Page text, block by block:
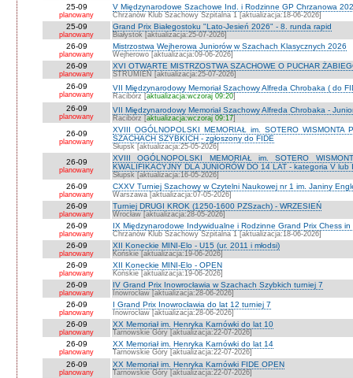
25-09
planowany
V Międzynarodowe Szachowe Ind. i Rodzinne GP Chrzanowa
Chrzanów Klub Szachowy Szpitalna 1 [aktualizacja:18-06-2026]
25-09
planowany
Grand Prix Białegostoku "Lato-Jesień 2026" - 8. runda rapid
Białystok [aktualizacja:25-07-2026]
26-09
planowany
Mistrzostwa Wejherowa Juniorów w Szachach Klasycznych 2026
Wejherowo [aktualizacja:09-06-2026]
26-09
planowany
XVI OTWARTE MISTRZOSTWA SZACHOWE O PUCHAR
STRUMIEŃ [aktualizacja:25-07-2026]
26-09
planowany
VII Międzynarodowy Memoriał Szachowy Alfreda Chrobaka ( do
Racibórz [aktualizacja:wczoraj 09:20]
26-09
planowany
VII Międzynarodowy Memoriał Szachowy Alfreda Chrobaka -
Racibórz [aktualizacja:wczoraj 09:17]
26-09
planowany
XVIII OGÓLNOPOLSKI MEMORIAŁ im. SOTERO WISMONTA
SZACHACH SZYBKICH - zgłoszony do FIDE
Słupsk [aktualizacja:25-05-2026]
26-09
planowany
XVIII OGÓLNOPOLSKI MEMORIAŁ im. SOTERO
KWALIFIKACYJNY DLA JUNIORÓW DO 14 LAT - kategoria V
Słupsk [aktualizacja:16-05-2026]
26-09
planowany
CXXV Turniej Szachowy w Czytelni Naukowej nr 1 im. Janiny
Warszawa [aktualizacja:07-05-2026]
26-09
planowany
Turniej DRUGI KROK (1250-1600 PZSzach) - WRZESIEŃ
Wrocław [aktualizacja:28-05-2026]
26-09
planowany
IX Międzynarodowe Indywidualne i Rodzinne Grand Prix Chess
Chrzanów Klub Szachowy Szpitalna 1 [aktualizacja:18-06-2026]
26-09
planowany
XII Koneckie MINI-Elo - U15 (ur. 2011 i młodsi)
Końskie [aktualizacja:19-06-2026]
26-09
planowany
XII Koneckie MINI-Elo - OPEN
Końskie [aktualizacja:19-06-2026]
26-09
planowany
IV Grand Prix Inowrocławia w Szachach Szybkich turniej 7
Inowrocław [aktualizacja:28-06-2026]
26-09
planowany
I Grand Prix Inowrocławia do lat 12 turniej 7
Inowrocław [aktualizacja:28-06-2026]
26-09
planowany
XX Memoriał im. Henryka Karnówki do lat 10
Tarnowskie Góry [aktualizacja:22-07-2026]
26-09
planowany
XX Memoriał im. Henryka Karnówki do lat 14
Tarnowskie Góry [aktualizacja:22-07-2026]
26-09
planowany
XX Memoriał im. Henryka Karnówki FIDE OPEN
Tarnowskie Góry [aktualizacja:22-07-2026]